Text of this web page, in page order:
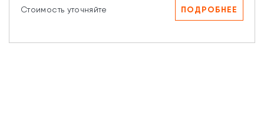
Стоимость уточняйте ПОДРОБНЕЕ